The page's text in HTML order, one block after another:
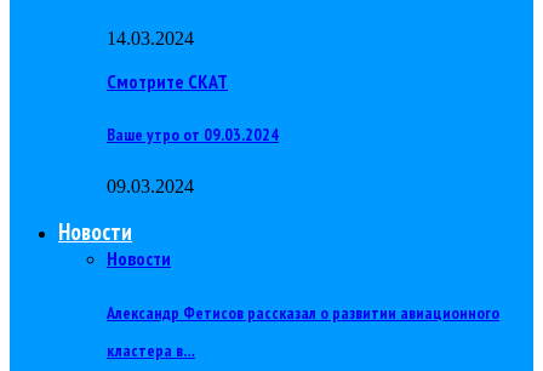
14.03.2024
Смотрите СКАТ
Ваше утро от 09.03.2024
09.03.2024
Новости
Новости
Александр Фетисов рассказал о развитии авиационного
кластера в…